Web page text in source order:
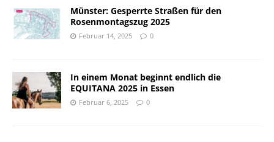
Münster: Gesperrte Straßen für den
Rosenmontagszug 2025
Februar 14, 2025 0
In einem Monat beginnt endlich die
EQUITANA 2025 in Essen
Februar 6, 2025 0